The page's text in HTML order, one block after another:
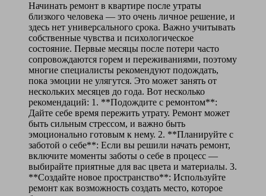
Начинать ремонт в квартире после утраты
близкого человека — это очень личное решение, и
здесь нет универсального срока. Важно учитывать
собственные чувства и психологическое
состояние. Первые месяцы после потери часто
сопровождаются горем и переживаниями, поэтому
многие специалисты рекомендуют подождать,
пока эмоции не улягутся. Это может занять от
нескольких месяцев до года. Вот несколько
рекомендаций: 1. **Подождите с ремонтом**:
Дайте себе время пережить утрату. Ремонт может
быть сильным стрессом, и важно быть
эмоционально готовым к нему. 2. **Планируйте с
заботой о себе**: Если вы решили начать ремонт,
включите моменты заботы о себе в процесс —
выбирайте приятные для вас цвета и материалы. 3.
**Создайте новое пространство**: Используйте
ремонт как возможность создать место, которое